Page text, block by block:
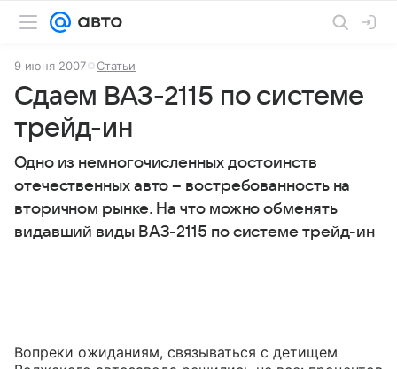
9 июня 2007 Статьи
Сдаем ВАЗ-2115 по системе
трейд-ин
Одно из немногочисленных достоинств
отечественных авто – востребованность на
вторичном рынке. На что можно обменять
видавший виды ВАЗ-2115 по системе трейд-ин
Вопреки ожиданиям, связываться с детищем